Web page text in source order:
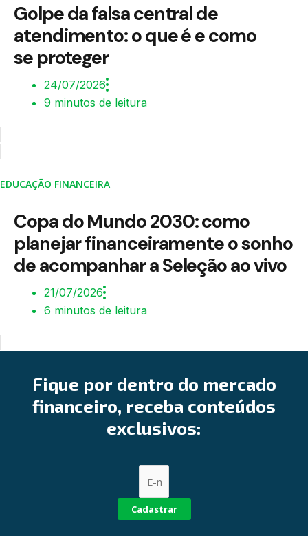
Golpe da falsa central de
atendimento: o que é e como
se proteger
24/07/2026
9 minutos de leitura
EDUCAÇÃO FINANCEIRA
Copa do Mundo 2030: como
planejar financeiramente o sonho
de acompanhar a Seleção ao vivo
21/07/2026
6 minutos de leitura
Fique por dentro do mercado
financeiro, receba conteúdos
exclusivos:
Cadastrar